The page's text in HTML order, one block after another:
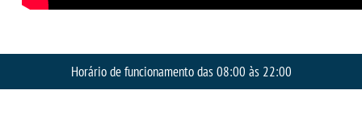
TRABALHE CONOSCO
Horário de funcionamento das 08:00 às 22:00